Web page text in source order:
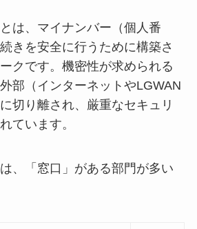
は、マイナンバー（個人番
きを安全に行うために構築さ
クです。機密性が求められる
部（インターネットやLGWAN
切り離され、厳重なセキュリ
ています。
、「窓口」がある部門が多い